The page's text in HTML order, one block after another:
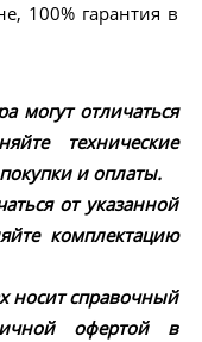
100% гарантия в
могут отличаться
технические
и оплаты.
от указанной
комплектацию
носит справочный
офертой в